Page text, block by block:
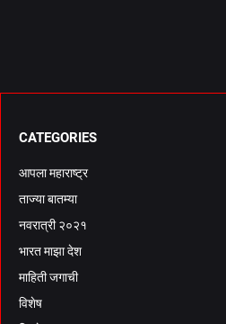
CATEGORIES
आपला महाराष्ट्र
ताज्या बातम्या
नवरात्री २०२१
भारत माझा देश
माहिती जगाची
विशेष